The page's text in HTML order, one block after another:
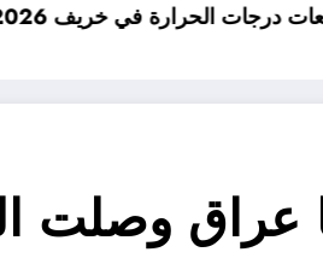
امطار
عراق وصلت